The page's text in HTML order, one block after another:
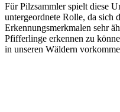
Für Pilzsammler spielt diese
untergeordnete Rolle, da sich
Erkennungsmerkmalen sehr
Pfifferlinge erkennen zu
in unseren Wäldern